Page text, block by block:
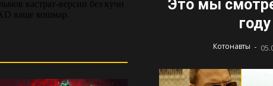
Это мы
году
Котонавты -